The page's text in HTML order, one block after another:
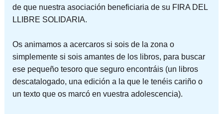
de que nuestra asociación beneficiaria de su FIRA DEL
LLIBRE SOLIDARIA.
Os animamos a acercaros si sois de la zona o
simplemente si sois amantes de los libros, para buscar
ese pequeño tesoro que seguro encontráis (un libros
descatalogado, una edición a la que le tenéis cariño o
un texto que os marcó en vuestra adolescencia).